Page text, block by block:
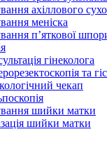
ахіллового
меніска
п’яткової
гінеколога
та
чекап
шийки матки
шийки матки